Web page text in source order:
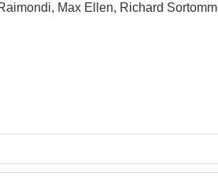
Max Ellen, Richard